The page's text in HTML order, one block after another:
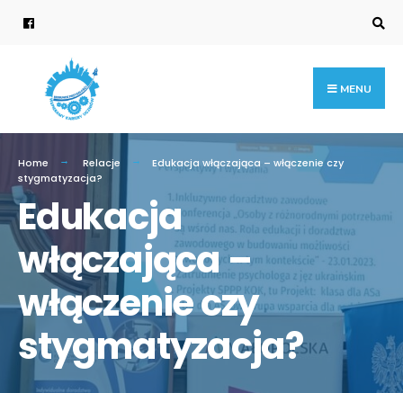
MENU
Home Relacje
Edukacja włączająca – włączenie czy
stygmatyzacja?
Edukacja
włączająca –
włączenie czy
stygmatyzacja?